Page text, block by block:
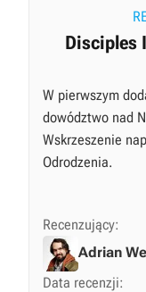
Disciples
W pierwszym
dowództwo nad
Wskrzeszenie
Odrodzenia.
Recenzujący:
Adrian
Data recenzji: